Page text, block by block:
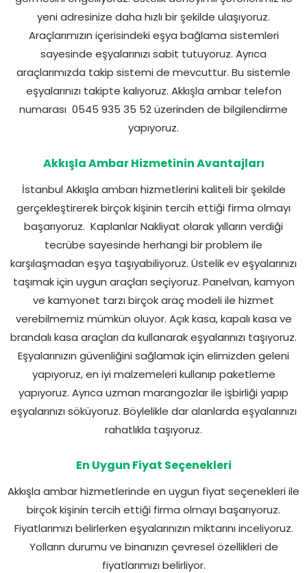
yeni adresinize daha hızlı bir şekilde ulaşıyoruz.
Araçlarımızın içerisindeki eşya bağlama sistemleri
sayesinde eşyalarınızı sabit tutuyoruz. Ayrıca
araçlarımızda takip sistemi de mevcuttur. Bu sistemle
eşyalarınızı takipte kalıyoruz. Akkışla ambar telefon
numarası 0545 935 35 52 üzerinden de bilgilendirme
yapıyoruz.
Akkışla Ambar Hizmetinin Avantajları
İstanbul Akkışla ambarı hizmetlerini kaliteli bir şekilde
gerçekleştirerek birçok kişinin tercih ettiği firma olmayı
başarıyoruz. Kaplanlar Nakliyat olarak yılların verdiği
tecrübe sayesinde herhangi bir problem ile
karşılaşmadan eşya taşıyabiliyoruz. Üstelik ev eşyalarınızı
taşımak için uygun araçları seçiyoruz. Panelvan, kamyon
ve kamyonet tarzı birçok araç modeli ile hizmet
verebilmemiz mümkün oluyor. Açık kasa, kapalı kasa ve
brandalı kasa araçları da kullanarak eşyalarınızı taşıyoruz.
Eşyalarınızın güvenliğini sağlamak için elimizden geleni
yapıyoruz, en iyi malzemeleri kullanıp paketleme
yapıyoruz. Ayrıca uzman marangozlar ile işbirliği yapıp
eşyalarınızı söküyoruz. Böylelikle dar alanlarda eşyalarınızı
rahatlıkla taşıyoruz.
En Uygun Fiyat Seçenekleri
Akkışla ambar hizmetlerinde en uygun fiyat seçenekleri ile
birçok kişinin tercih ettiği firma olmayı başarıyoruz.
Fiyatlarımızı belirlerken eşyalarınızın miktarını inceliyoruz.
Yolların durumu ve binanızın çevresel özellikleri de
fiyatlarımızı belirliyor.